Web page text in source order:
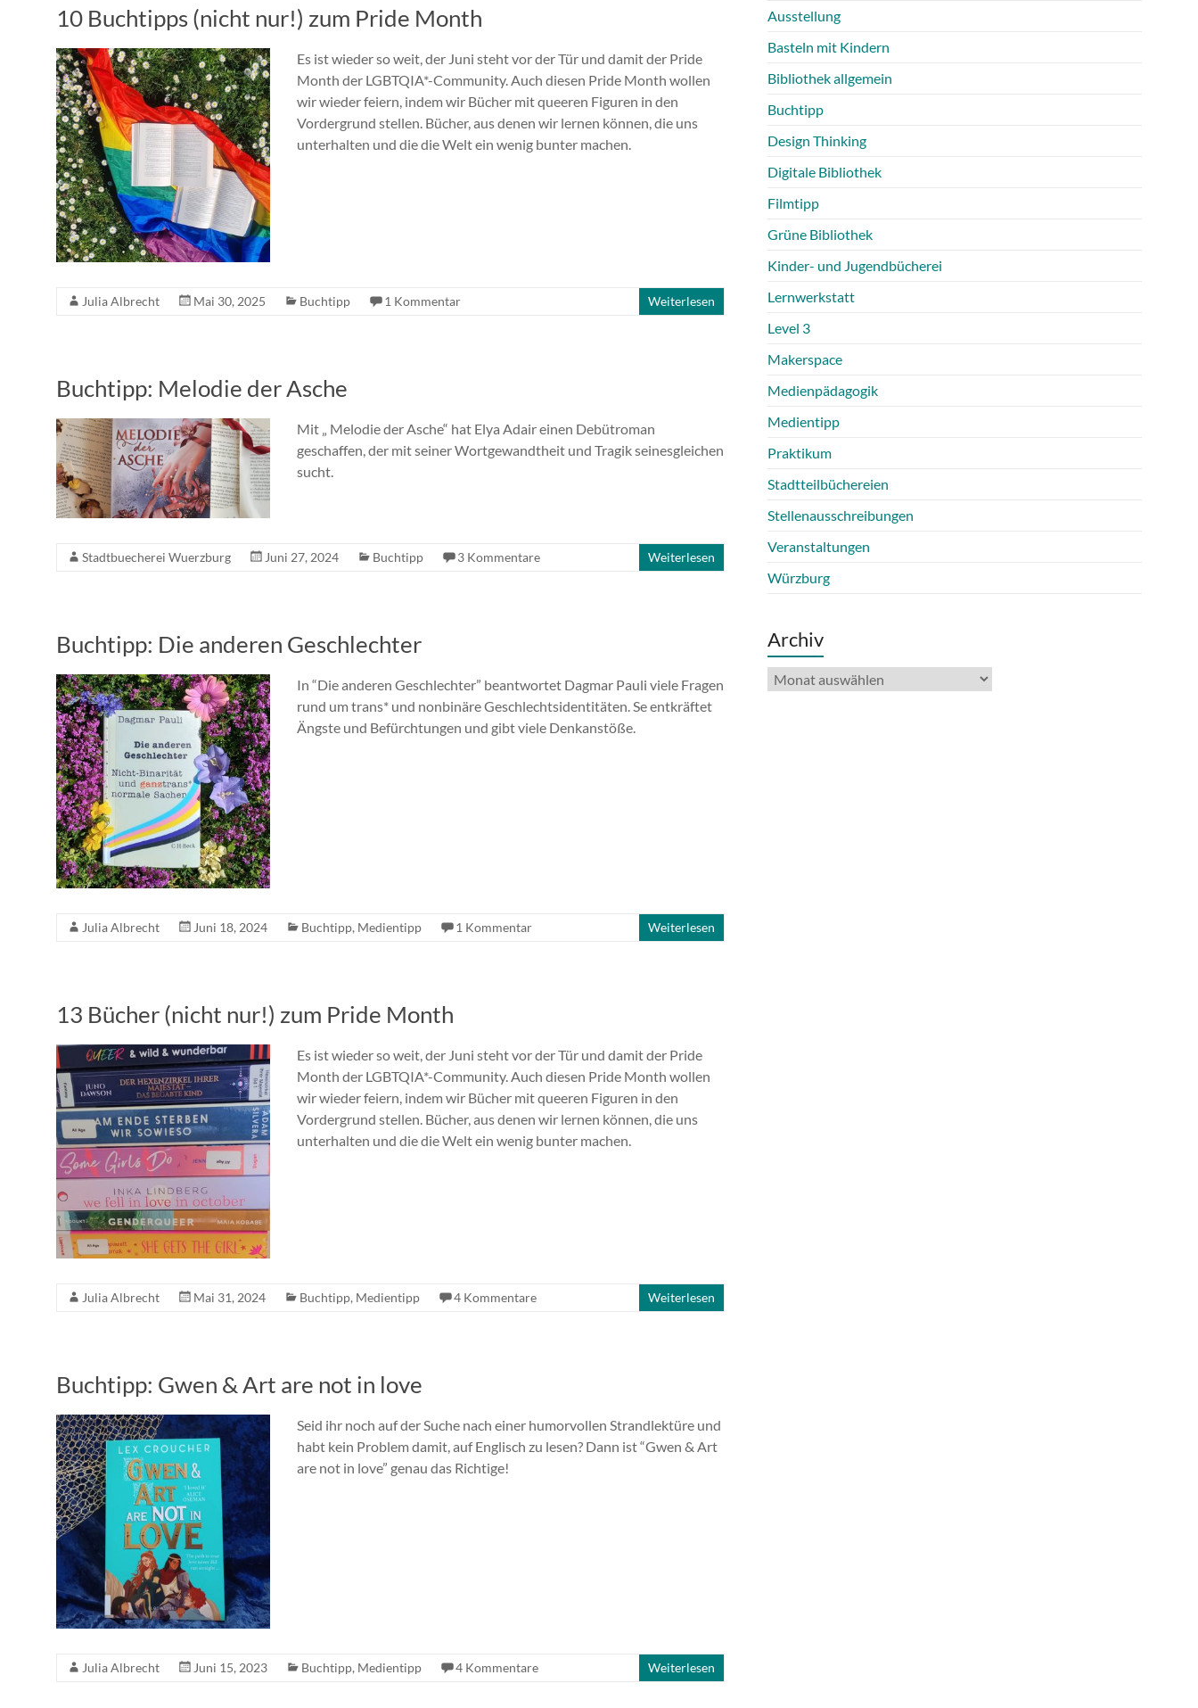
10 Buchtipps (nicht nur!) zum Pride Month
Es ist wieder so weit, der Juni steht vor der Tür und damit der Pride
Month der LGBTQIA*-Community. Auch diesen Pride Month wollen
wir wieder feiern, indem wir Bücher mit queeren Figuren in den
Vordergrund stellen. Bücher, aus denen wir lernen können, die uns
unterhalten und die die Welt ein wenig bunter machen.
Julia Albrecht Mai 30, 2025 Buchtipp 1 Kommentar Weiterlesen
Buchtipp: Melodie der Asche
Mit „ Melodie der Asche“ hat Elya Adair einen Debütroman
geschaffen, der mit seiner Wortgewandtheit und Tragik seinesgleichen
sucht.
Stadtbuecherei Wuerzburg Juni 27, 2024 Buchtipp 3 Kommentare Weiterlesen
Buchtipp: Die anderen Geschlechter
In “Die anderen Geschlechter” beantwortet Dagmar Pauli viele Fragen
rund um trans* und nonbinäre Geschlechtsidentitäten. Se entkräftet
Ängste und Befürchtungen und gibt viele Denkanstöße.
Julia Albrecht Juni 18, 2024 Buchtipp, Medientipp 1 Kommentar Weiterlesen
13 Bücher (nicht nur!) zum Pride Month
Es ist wieder so weit, der Juni steht vor der Tür und damit der Pride
Month der LGBTQIA*-Community. Auch diesen Pride Month wollen
wir wieder feiern, indem wir Bücher mit queeren Figuren in den
Vordergrund stellen. Bücher, aus denen wir lernen können, die uns
unterhalten und die die Welt ein wenig bunter machen.
Julia Albrecht Mai 31, 2024 Buchtipp, Medientipp 4 Kommentare Weiterlesen
Buchtipp: Gwen & Art are not in love
Seid ihr noch auf der Suche nach einer humorvollen Strandlektüre und
habt kein Problem damit, auf Englisch zu lesen? Dann ist “Gwen & Art
are not in love” genau das Richtige!
Julia Albrecht Juni 15, 2023 Buchtipp, Medientipp 4 Kommentare Weiterlesen
Ausstellung
Basteln mit Kindern
Bibliothek allgemein
Buchtipp
Design Thinking
Digitale Bibliothek
Filmtipp
Grüne Bibliothek
Kinder- und Jugendbücherei
Lernwerkstatt
Level 3
Makerspace
Medienpädagogik
Medientipp
Praktikum
Stadtteilbüchereien
Stellenausschreibungen
Veranstaltungen
Würzburg
Archiv
Archiv